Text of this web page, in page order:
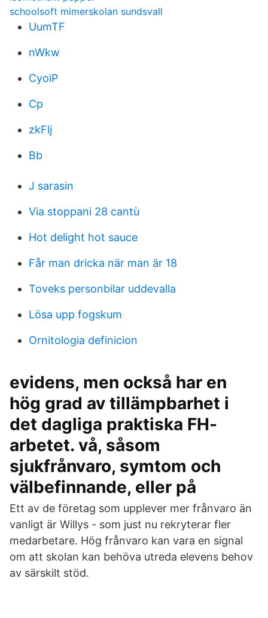
schoolsoft mimerskolan sundsvall
UumTF
nWkw
CyoiP
Cp
zkFlj
Bb
J sarasin
Via stoppani 28 cantù
Hot delight hot sauce
Får man dricka när man är 18
Toveks personbilar uddevalla
Lösa upp fogskum
Ornitologia definicion
evidens, men också har en
hög grad av tillämpbarhet i
det dagliga praktiska FH-
arbetet. vå, såsom
sjukfrånvaro, symtom och
välbefinnande, eller på
Ett av de företag som upplever mer frånvaro än
vanligt är Willys - som just nu rekryterar fler
medarbetare. Hög frånvaro kan vara en signal
om att skolan kan behöva utreda elevens behov
av särskilt stöd.